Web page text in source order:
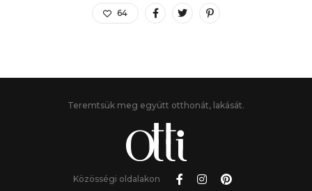
64
Teremtsük meg együtt otthonát, lakását.
Közösségi oldalakon